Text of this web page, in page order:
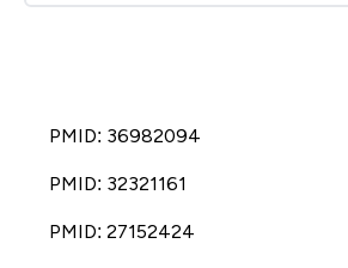
PMID: 36982094
PMID: 32321161
PMID: 27152424